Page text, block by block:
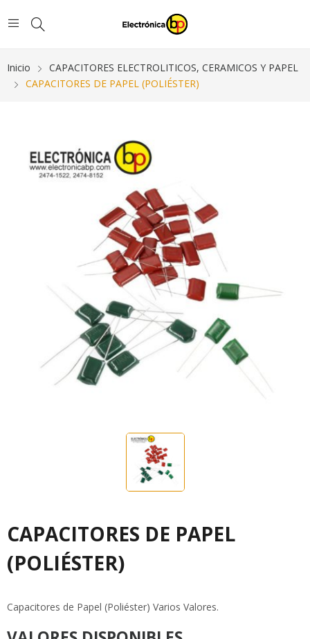
Inicio
CAPACITORES ELECTROLITICOS, CERAMICOS Y PAPEL
CAPACITORES DE PAPEL (POLIÉSTER)
CAPACITORES DE PAPEL
(POLIÉSTER)
Capacitores de Papel (Poliéster) Varios Valores.